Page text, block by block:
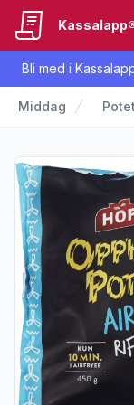
Bli med i
Middag